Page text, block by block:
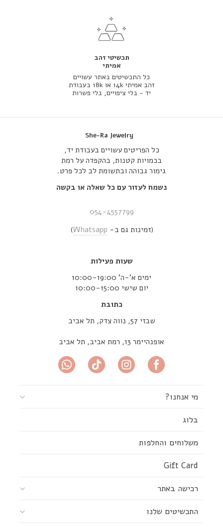
תכשיטי זהב
אמיתי
כל התכשיטים באתר עשויים
זהב אמיתי 14k או 18k בעבודת
יד - בלי ציפויים, בלי פשרות
She-Ra Jewelry
כל הפריטים עשויים בעבודת יד,
בכמויות קטנות, בהקפדה על רמת
גימור גבוהה ובתשומת לב לכל פרט.
נשמח לעזור עם כל שאלה או בקשה
054-4557799
(זמינות גם ב- Whatsapp
)
שעות פעילות
ימים א’-ה’ 10:00-19:00
יום שישי 10:00-15:00
כתובת
שבזי 57, נווה צדק, תל אביב
אופנהיימר 13, רמת אביב, תל אביב
מי אנחנו?
בלוג
משלוחים והחלפות
Gift Card
רכישה באתר
התכשיטים שלנו